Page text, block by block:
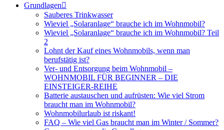
Grundlagen
Sauberes Trinkwasser
Wieviel „Solaranlage“ brauche ich im Wohnmobil?
Wieviel „Solaranlage“ brauche ich im Wohnmobil? Teil
2
Lohnt der Kauf eines Wohnmobils, wenn man
berufstätig ist?
Ver- und Entsorgung beim Wohnmobil –
WOHNMOBIL FÜR BEGINNER – DIE
EINSTEIGER-REIHE
Batterie austauschen und aufrüsten: Wie viel Strom
braucht man im Wohnmobil?
Wohnmobilurlaub ist riskant!
FAQ – Wie viel Gas braucht man im Winter / Sommer?